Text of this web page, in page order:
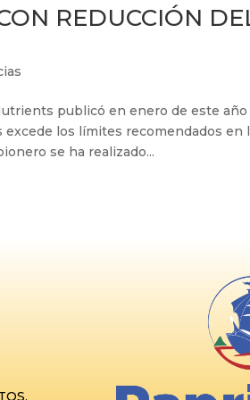
REDUCCIÓN
publicó en enero de este año
los límites recomendados en
se ha realizado...